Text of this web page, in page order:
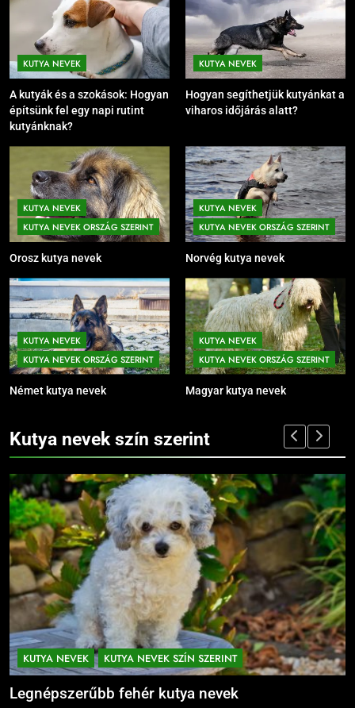
KUTYA NEVEK
A kutyák és a szokások: Hogyan
építsünk fel egy napi rutint
kutyánknak?
KUTYA NEVEK
Hogyan segíthetjük kutyánkat a
viharos időjárás alatt?
KUTYA NEVEK
KUTYA NEVEK ORSZÁG SZERINT
Orosz kutya nevek
KUTYA NEVEK
KUTYA NEVEK ORSZÁG SZERINT
Norvég kutya nevek
KUTYA NEVEK
KUTYA NEVEK ORSZÁG SZERINT
Német kutya nevek
KUTYA NEVEK
KUTYA NEVEK ORSZÁG SZERINT
Magyar kutya nevek
Kutya nevek szín szerint
KUTYA NEVEK KUTYA NEVEK SZÍN SZERINT
Legnépszerűbb fekete kutya nevek